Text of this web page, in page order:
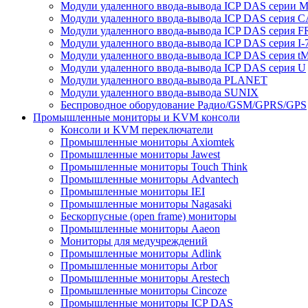
Модули удаленного ввода-вывода ICP DAS серии M
Модули удаленного ввода-вывода ICP DAS серия
Модули удаленного ввода-вывода ICP DAS серия
Модули удаленного ввода-вывода ICP DAS серия I-
Модули удаленного ввода-вывода ICP DAS серия
Модули удаленного ввода-вывода ICP DAS серия U
Модули удаленного ввода-вывода PLANET
Модули удаленного ввода-вывода SUNIX
Беспроводное оборудование Радио/GSM/GPRS/GPS
Промышленные мониторы и KVM консоли
Консоли и KVM переключатели
Промышленные мониторы Axiomtek
Промышленные мониторы Jawest
Промышленные мониторы Touch Think
Промышленные мониторы Advantech
Промышленные мониторы IEI
Промышленные мониторы Nagasaki
Бескорпусные (open frame) мониторы
Промышленные мониторы Aaeon
Мониторы для медучреждений
Промышленные мониторы Adlink
Промышленные мониторы Arbor
Промышленные мониторы Arestech
Промышленные мониторы Cincoze
Промышленные мониторы ICP DAS